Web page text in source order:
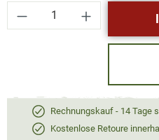
Produkt Anzahl: Gib
Rechnungskauf - 14 Tage
Kostenlose Retoure